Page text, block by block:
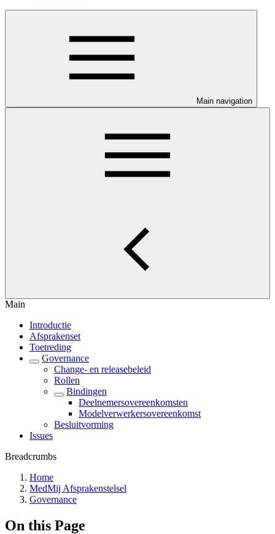
Main navigation
Main
Introductie
Afsprakenset
Toetreding
Governance
Change- en releasebeleid
Rollen
Bindingen
Deelnemersovereenkomsten
Modelverwerkersovereenkomst
Besluitvorming
Issues
Breadcrumbs
Home
MedMij Afsprakenstelsel
Governance
On this Page